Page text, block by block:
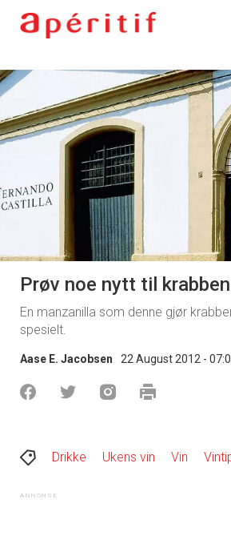
Prøv noe nytt til
En manzanilla som denne gjør
spesielt.
Aase E. Jacobsen 22 August 2012 -
Drikke Ukens vin Vin